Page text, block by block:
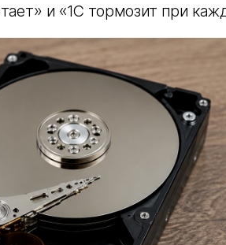
и «1С тормозит при